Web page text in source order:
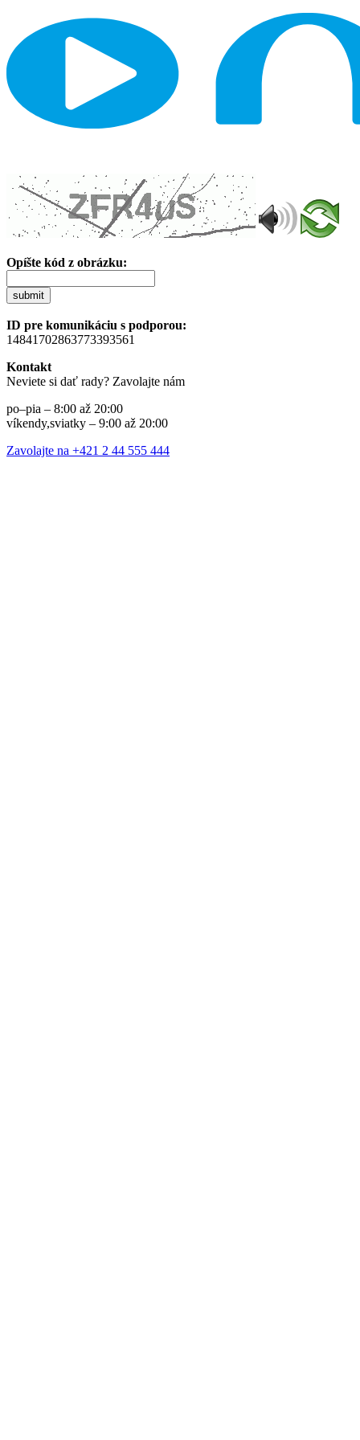
Opíšte kód z obrázku:
submit
ID pre komunikáciu s podporou:
14841702863773393561
Kontakt
Neviete si dať rady? Zavolajte nám
po–pia – 8:00 až 20:00
víkendy,sviatky – 9:00 až 20:00
Zavolajte na +421 2 44 555 444